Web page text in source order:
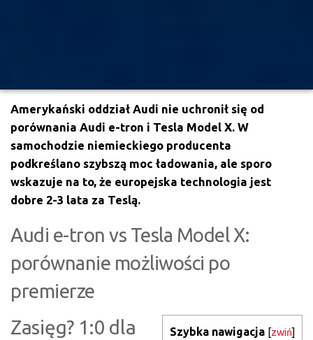
Amerykański oddział Audi nie uchronił się od
porównania Audi e-tron i Tesla Model X. W
samochodzie niemieckiego producenta
podkreślano szybszą moc ładowania, ale sporo
wskazuje na to, że europejska technologia jest
dobre 2-3 lata za Teslą.
Audi e-tron vs Tesla Model X:
porównanie możliwości po
premierze
Szybka nawigacja [zwiń]
Zasięg? 1:0 dla